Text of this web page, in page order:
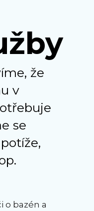
že
v
se
o bazén a